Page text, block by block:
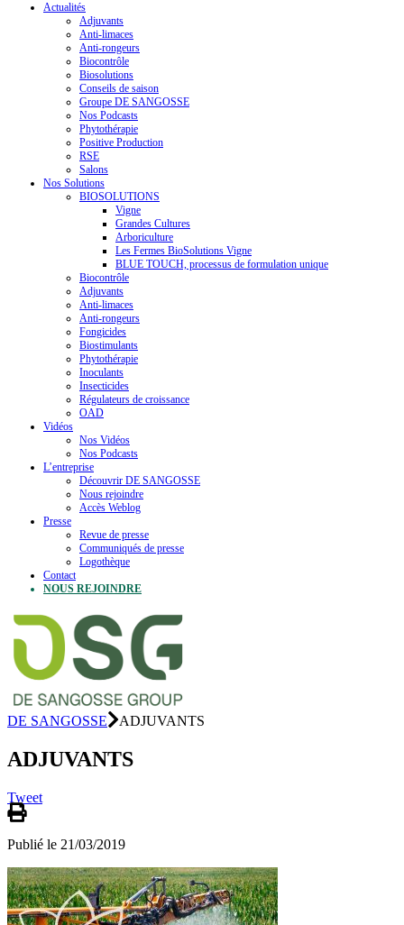
Actualités
Adjuvants
Anti-limaces
Anti-rongeurs
Biocontrôle
Biosolutions
Conseils de saison
Groupe DE SANGOSSE
Nos Podcasts
Phytothérapie
Positive Production
RSE
Salons
Nos Solutions
BIOSOLUTIONS
Vigne
Grandes Cultures
Arboriculture
Les Fermes BioSolutions Vigne
BLUE TOUCH, processus de formulation unique
Biocontrôle
Adjuvants
Anti-limaces
Anti-rongeurs
Fongicides
Biostimulants
Phytothérapie
Inoculants
Insecticides
Régulateurs de croissance
OAD
Vidéos
Nos Vidéos
Nos Podcasts
L’entreprise
Découvrir DE SANGOSSE
Nous rejoindre
Accès Weblog
Presse
Revue de presse
Communiqués de presse
Logothèque
Contact
NOUS REJOINDRE
DE SANGOSSE ADJUVANTS
ADJUVANTS
Tweet
Publié le 21/03/2019